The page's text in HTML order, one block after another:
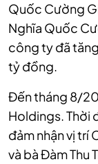
Quốc Cường
Nghĩa Quốc
công ty đã
tỷ đồng.
Đến tháng 8/
Holdings. Thời
đảm nhận vị trí
và bà Đàm Thu